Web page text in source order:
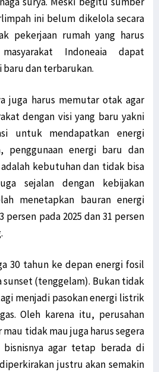
ini belum dikelola secara
pekerjaan rumah yang harus
Indoneaia dapat
dan terbarukan.
juga harus memutar otak agar
dengan visi yang baru yakni
untuk mendapatkan energi
penggunaan energi baru dan
kebutuhan dan tidak bisa
sejalan dengan kebijakan
menetapkan bauran energi
persen pada 2025 dan 31 persen
30 tahun ke depan energi fosil
sunset (tenggelam). Bukan tidak
menjadi pasokan energi listrik
Oleh karena itu, perusahan
mau tidak mau juga harus segera
bisnisnya agar tetap berada di
justru akan semakin